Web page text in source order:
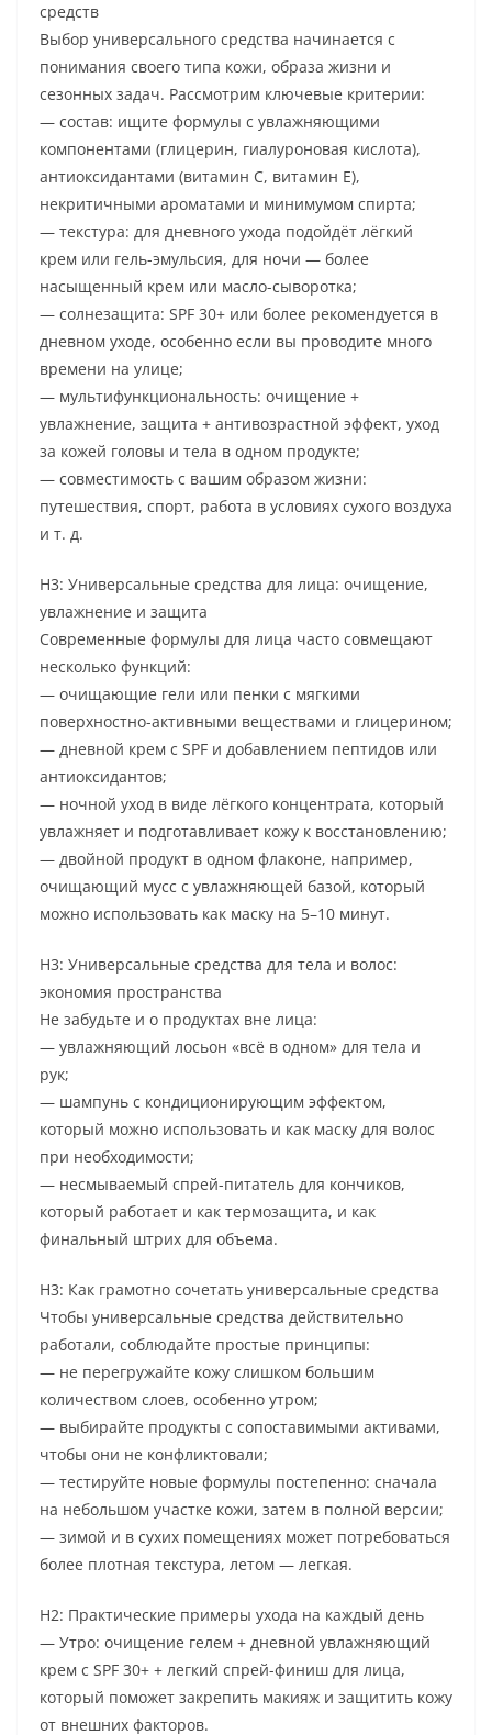
средств
Выбор универсального средства начинается с
понимания своего типа кожи, образа жизни и
сезонных задач. Рассмотрим ключевые критерии:
— состав: ищите формулы с увлажняющими
компонентами (глицерин, гиалуроновая кислота),
антиоксидантами (витамин C, витамин E),
некритичными ароматами и минимумом спирта;
— текстура: для дневного ухода подойдёт лёгкий
крем или гель-эмульсия, для ночи — более
насыщенный крем или масло-сыворотка;
— солнезащита: SPF 30+ или более рекомендуется в
дневном уходе, особенно если вы проводите много
времени на улице;
— мультифункциональность: очищение +
увлажнение, защита + антивозрастной эффект, уход
за кожей головы и тела в одном продукте;
— совместимость с вашим образом жизни:
путешествия, спорт, работа в условиях сухого воздуха
и т. д.
H3: Универсальные средства для лица: очищение,
увлажнение и защита
Современные формулы для лица часто совмещают
несколько функций:
— очищающие гели или пенки с мягкими
поверхностно-активными веществами и глицерином;
— дневной крем с SPF и добавлением пептидов или
антиоксидантов;
— ночной уход в виде лёгкого концентрата, который
увлажняет и подготавливает кожу к восстановлению;
— двойной продукт в одном флаконе, например,
очищающий мусс с увлажняющей базой, который
можно использовать как маску на 5–10 минут.
H3: Универсальные средства для тела и волос:
экономия пространства
Не забудьте и о продуктах вне лица:
— увлажняющий лосьон «всё в одном» для тела и
рук;
— шампунь с кондиционирующим эффектом,
который можно использовать и как маску для волос
при необходимости;
— несмываемый спрей-питатель для кончиков,
который работает и как термозащита, и как
финальный штрих для объема.
H3: Как грамотно сочетать универсальные средства
Чтобы универсальные средства действительно
работали, соблюдайте простые принципы:
— не перегружайте кожу слишком большим
количеством слоев, особенно утром;
— выбирайте продукты с сопоставимыми активами,
чтобы они не конфликтовали;
— тестируйте новые формулы постепенно: сначала
на небольшом участке кожи, затем в полной версии;
— зимой и в сухих помещениях может потребоваться
более плотная текстура, летом — легкая.
H2: Практические примеры ухода на каждый день
— Утро: очищение гелем + дневной увлажняющий
крем с SPF 30+ + легкий спрей-финиш для лица,
который поможет закрепить макияж и защитить кожу
от внешних факторов.